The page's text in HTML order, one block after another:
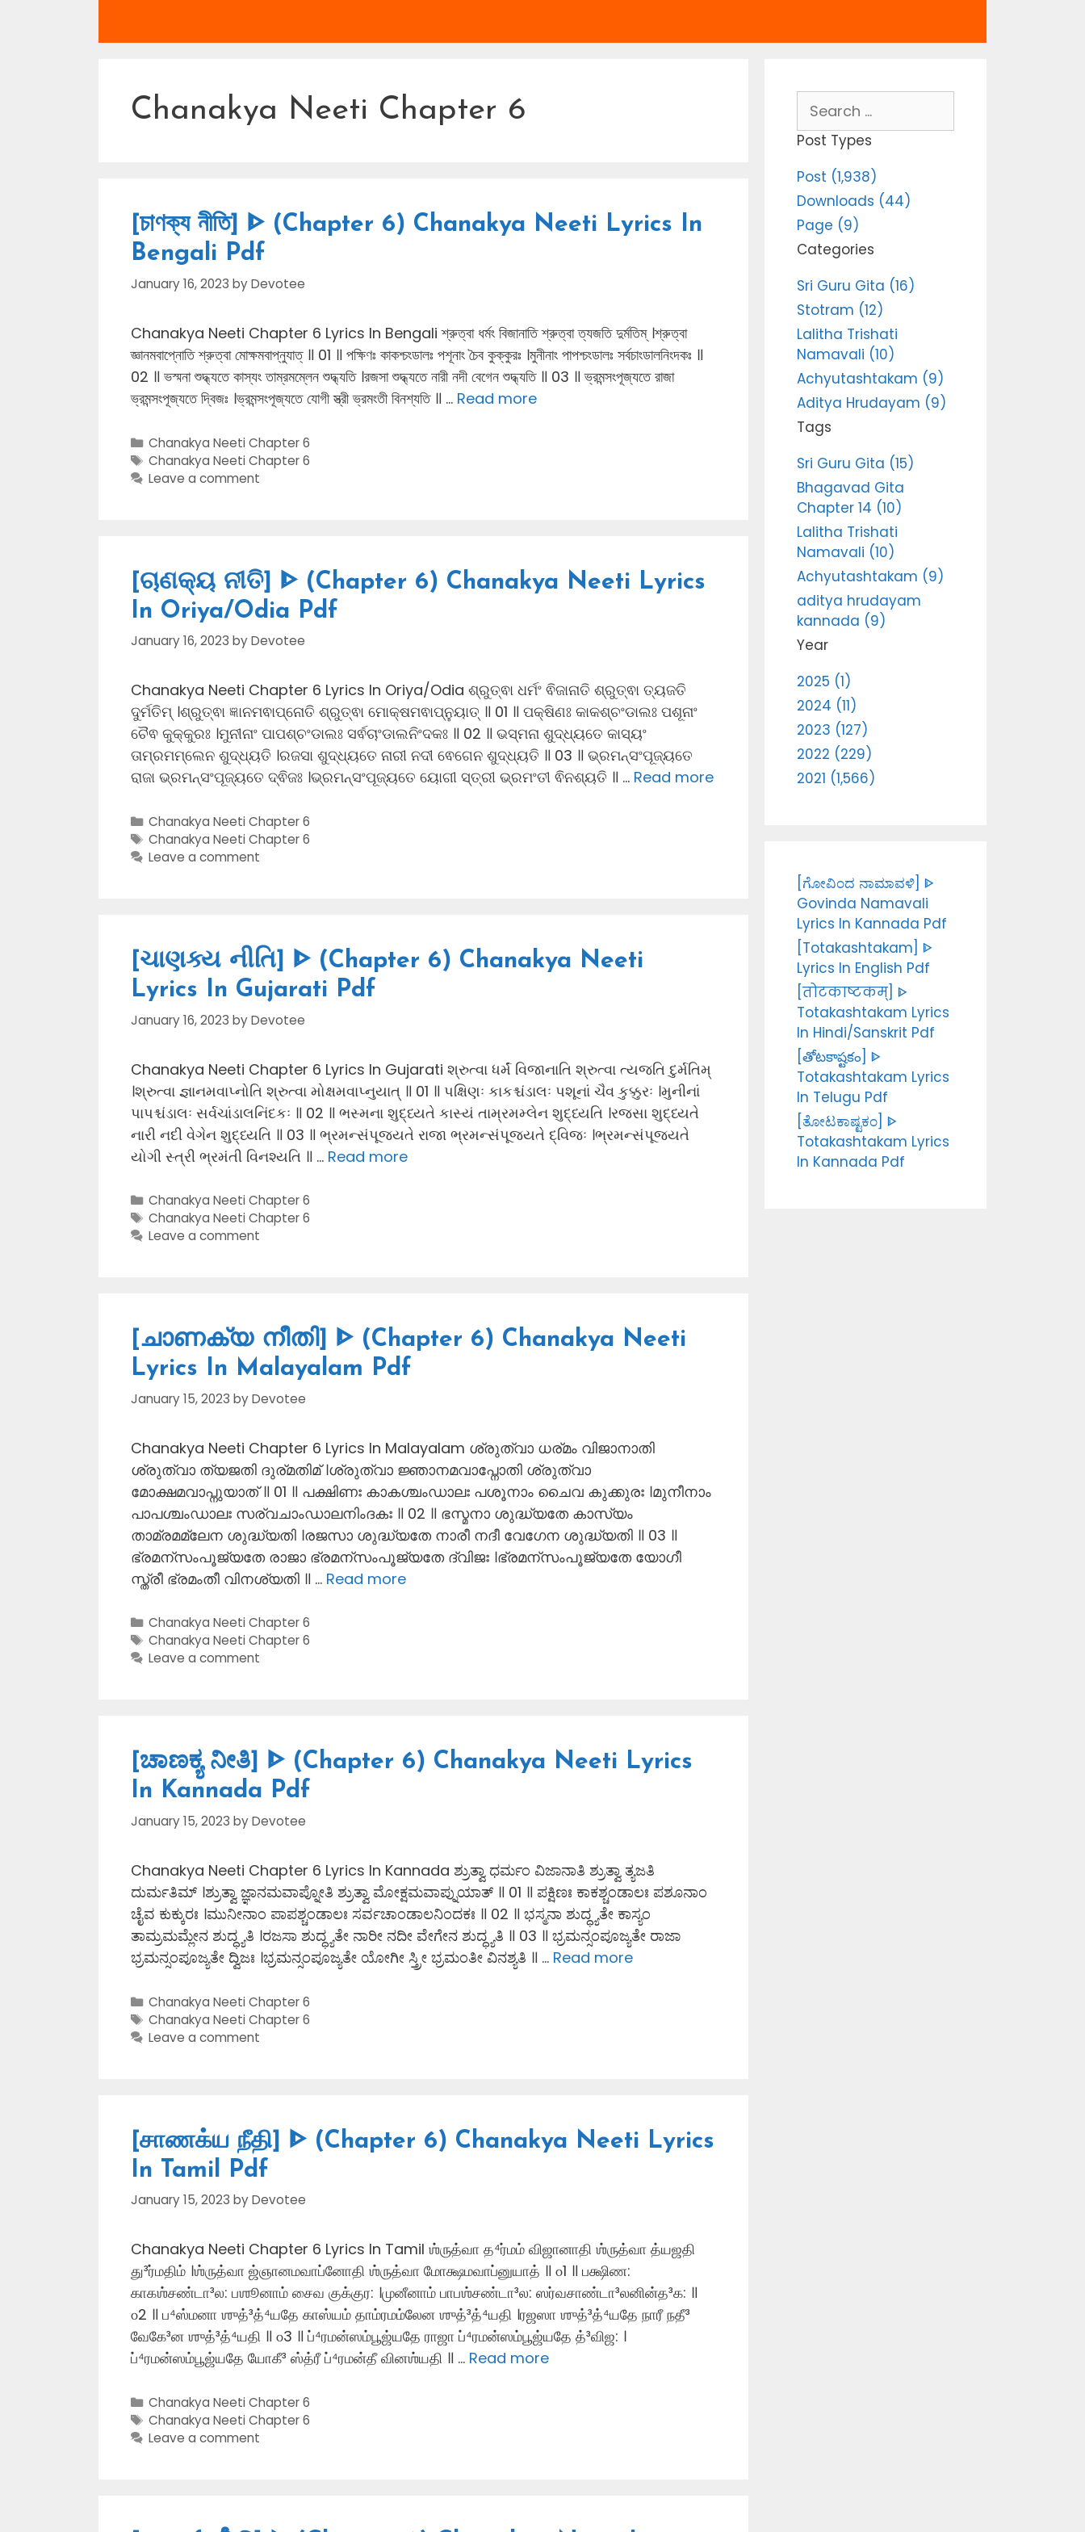
Chanakya Neeti Chapter 6
[চাণক্য নীতি] ᐈ (Chapter 6) Chanakya Neeti Lyrics In
Bengali Pdf
January 16, 2023 byDevotee
Chanakya Neeti Chapter 6 Lyrics In Bengali শ্রুত্বা ধর্মং বিজানাতি শ্রুত্বা ত্যজতি দুর্মতিম্ ।শ্রুত্বা
জ্ঞানমবাপ্নোতি শ্রুত্বা মোক্ষমবাপ্নুযাত্ ॥ 01 ॥ পক্ষিণঃ কাকশ্চংডালঃ পশূনাং চৈব কুক্কুরঃ ।মুনীনাং পাপশ্চংডালঃ সর্বচাংডালনিংদকঃ ॥
02 ॥ ভস্মনা শুদ্ধ্যতে কাস্যং তাম্রমম্লেন শুদ্ধ্যতি ।রজসা শুদ্ধ্যতে নারী নদী বেগেন শুদ্ধ্যতি ॥ 03 ॥ ভ্রমন্সংপূজ্যতে রাজা
ভ্রমন্সংপূজ্যতে দ্বিজঃ ।ভ্রমন্সংপূজ্যতে যোগী স্ত্রী ভ্রমংতী বিনশ্যতি ॥ … Read more
Categories
Chanakya Neeti Chapter 6
Tags
Chanakya Neeti Chapter 6
Leave a comment
[ଚାଣକ୍ୟ ନୀତି] ᐈ (Chapter 6) Chanakya Neeti Lyrics
In Oriya/Odia Pdf
January 16, 2023 byDevotee
Chanakya Neeti Chapter 6 Lyrics In Oriya/Odia ଶ୍ରୁତ୍ଵା ଧର୍ମଂ ଵିଜାନାତି ଶ୍ରୁତ୍ଵା ତ୍ୟଜତି
ଦୁର୍ମତିମ୍ ।ଶ୍ରୁତ୍ଵା ଜ୍ଞାନମଵାପ୍ନୋତି ଶ୍ରୁତ୍ଵା ମୋକ୍ଷମଵାପ୍ନୁୟାତ୍ ॥ 01 ॥ ପକ୍ଷିଣଃ କାକଶ୍ଚଂଡାଲଃ ପଶୂନାଂ
ଚୈଵ କୁକ୍କୁରଃ ।ମୁନୀନାଂ ପାପଶ୍ଚଂଡାଲଃ ସର୍ଵଚାଂଡାଲନିଂଦକଃ ॥ 02 ॥ ଭସ୍ମନା ଶୁଦ୍ଧ୍ୟତେ କାସ୍ୟଂ
ତାମ୍ରମମ୍ଲେନ ଶୁଦ୍ଧ୍ୟତି ।ରଜସା ଶୁଦ୍ଧ୍ୟତେ ନାରୀ ନଦୀ ଵେଗେନ ଶୁଦ୍ଧ୍ୟତି ॥ 03 ॥ ଭ୍ରମନ୍ସଂପୂଜ୍ୟତେ
ରାଜା ଭ୍ରମନ୍ସଂପୂଜ୍ୟତେ ଦ୍ଵିଜଃ ।ଭ୍ରମନ୍ସଂପୂଜ୍ୟତେ ୟୋଗୀ ସ୍ତ୍ରୀ ଭ୍ରମଂତୀ ଵିନଶ୍ୟତି ॥ … Read more
Categories
Chanakya Neeti Chapter 6
Tags
Chanakya Neeti Chapter 6
Leave a comment
[ચાણક્ય નીતિ] ᐈ (Chapter 6) Chanakya Neeti
Lyrics In Gujarati Pdf
January 16, 2023 byDevotee
Chanakya Neeti Chapter 6 Lyrics In Gujarati શ્રુત્વા ધર્મં વિજાનાતિ શ્રુત્વા ત્યજતિ દુર્મતિમ્
।શ્રુત્વા જ્ઞાનમવાપ્નોતિ શ્રુત્વા મોક્ષમવાપ્નુયાત્ ॥ 01 ॥ પક્ષિણઃ કાકશ્ચંડાલઃ પશૂનાં ચૈવ કુક્કુરઃ ।મુનીનાં
પાપશ્ચંડાલઃ સર્વચાંડાલનિંદકઃ ॥ 02 ॥ ભસ્મના શુદ્ધ્યતે કાસ્યં તામ્રમમ્લેન શુદ્ધ્યતિ ।રજસા શુદ્ધ્યતે
નારી નદી વેગેન શુદ્ધ્યતિ ॥ 03 ॥ ભ્રમન્સંપૂજ્યતે રાજા ભ્રમન્સંપૂજ્યતે દ્વિજઃ ।ભ્રમન્સંપૂજ્યતે
યોગી સ્ત્રી ભ્રમંતી વિનશ્યતિ ॥ … Read more
Categories
Chanakya Neeti Chapter 6
Tags
Chanakya Neeti Chapter 6
Leave a comment
[ചാണക്യ നീതി] ᐈ (Chapter 6) Chanakya Neeti
Lyrics In Malayalam Pdf
January 15, 2023 byDevotee
Chanakya Neeti Chapter 6 Lyrics In Malayalam ശ്രുത്വാ ധര്മം വിജാനാതി
ശ്രുത്വാ ത്യജതി ദുര്മതിമ് ।ശ്രുത്വാ ജ്ഞാനമവാപ്നോതി ശ്രുത്വാ
മോക്ഷമവാപ്നുയാത് ॥ 01 ॥ പക്ഷിണഃ കാകശ്ചംഡാലഃ പശൂനാം ചൈവ കുക്കുരഃ ।മുനീനാം
പാപശ്ചംഡാലഃ സര്വചാംഡാലനിംദകഃ ॥ 02 ॥ ഭസ്മനാ ശുദ്ധ്യതേ കാസ്യം
താമ്രമമ്ലേന ശുദ്ധ്യതി ।രജസാ ശുദ്ധ്യതേ നാരീ നദീ വേഗേന ശുദ്ധ്യതി ॥ 03 ॥
ഭ്രമന്സംപൂജ്യതേ രാജാ ഭ്രമന്സംപൂജ്യതേ ദ്വിജഃ ।ഭ്രമന്സംപൂജ്യതേ യോഗീ
സ്ത്രീ ഭ്രമംതീ വിനശ്യതി ॥ … Read more
Categories
Chanakya Neeti Chapter 6
Tags
Chanakya Neeti Chapter 6
Leave a comment
[ಚಾಣಕ್ಯ ನೀತಿ] ᐈ (Chapter 6) Chanakya Neeti Lyrics
In Kannada Pdf
January 15, 2023 byDevotee
Chanakya Neeti Chapter 6 Lyrics In Kannada ಶ್ರುತ್ವಾ ಧರ್ಮಂ ವಿಜಾನಾತಿ ಶ್ರುತ್ವಾ ತ್ಯಜತಿ
ದುರ್ಮತಿಮ್ ।ಶ್ರುತ್ವಾ ಜ್ಞಾನಮವಾಪ್ನೋತಿ ಶ್ರುತ್ವಾ ಮೋಕ್ಷಮವಾಪ್ನುಯಾತ್ ॥ 01 ॥ ಪಕ್ಷಿಣಃ ಕಾಕಶ್ಚಂಡಾಲಃ ಪಶೂನಾಂ
ಚೈವ ಕುಕ್ಕುರಃ ।ಮುನೀನಾಂ ಪಾಪಶ್ಚಂಡಾಲಃ ಸರ್ವಚಾಂಡಾಲನಿಂದಕಃ ॥ 02 ॥ ಭಸ್ಮನಾ ಶುದ್ಧ್ಯತೇ ಕಾಸ್ಯಂ
ತಾಮ್ರಮಮ್ಲೇನ ಶುದ್ಧ್ಯತಿ ।ರಜಸಾ ಶುದ್ಧ್ಯತೇ ನಾರೀ ನದೀ ವೇಗೇನ ಶುದ್ಧ್ಯತಿ ॥ 03 ॥ ಭ್ರಮನ್ಸಂಪೂಜ್ಯತೇ ರಾಜಾ
ಭ್ರಮನ್ಸಂಪೂಜ್ಯತೇ ದ್ವಿಜಃ ।ಭ್ರಮನ್ಸಂಪೂಜ್ಯತೇ ಯೋಗೀ ಸ್ತ್ರೀ ಭ್ರಮಂತೀ ವಿನಶ್ಯತಿ ॥ … Read more
Categories
Chanakya Neeti Chapter 6
Tags
Chanakya Neeti Chapter 6
Leave a comment
[சாணக்ய நீதி] ᐈ (Chapter 6) Chanakya Neeti Lyrics
In Tamil Pdf
January 15, 2023 byDevotee
Chanakya Neeti Chapter 6 Lyrics In Tamil ஶ்ருத்வா த⁴ர்மம் விஜானாதி ஶ்ருத்வா த்யஜதி
து³ர்மதிம் ।ஶ்ருத்வா ஜ்ஞானமவாப்னோதி ஶ்ருத்வா மோக்ஷமவாப்னுயாத் ॥ ௦1 ॥ பக்ஷிண:
காகஶ்சண்டா³ல: பஶூனாம் சைவ குக்குர: ।முனீனாம் பாபஶ்சண்டா³ல: ஸர்வசாண்டா³லனின்த³க: ॥
௦2 ॥ ப⁴ஸ்மனா ஶுத்³த்⁴யதே காஸ்யம் தாம்ரமம்லேன ஶுத்³த்⁴யதி ।ரஜஸா ஶுத்³த்⁴யதே நாரீ நதீ³
வேகே³ன ஶுத்³த்⁴யதி ॥ ௦3 ॥ ப்⁴ரமன்ஸம்பூஜ்யதே ராஜா ப்⁴ரமன்ஸம்பூஜ்யதே த்³விஜ: ।
ப்⁴ரமன்ஸம்பூஜ்யதே யோகீ³ ஸ்த்ரீ ப்⁴ரமன்தீ வினஶ்யதி ॥ … Read more
Categories
Chanakya Neeti Chapter 6
Tags
Chanakya Neeti Chapter 6
Leave a comment
for:
Post Types
Post (1,938)
Downloads (44)
Page (9)
Categories
Sri Guru Gita (16)
Stotram (12)
Lalitha Trishati
Namavali (10)
Achyutashtakam (9)
Aditya Hrudayam (9)
Tags
Sri Guru Gita (15)
Bhagavad Gita
Chapter 14 (10)
Lalitha Trishati
Namavali (10)
Achyutashtakam (9)
aditya hrudayam
kannada (9)
Year
2025 (1)
2024 (11)
2023 (127)
2022 (229)
2021 (1,566)
[ಗೋವಿಂದ ನಾಮಾವಳಿ] ᐈ
Govinda Namavali
Lyrics In Kannada Pdf
[Totakashtakam] ᐈ
Lyrics In English Pdf
[तोटकाष्टकम्] ᐈ
Totakashtakam Lyrics
In Hindi/Sanskrit Pdf
[తోటకాష్టకం] ᐈ
Totakashtakam Lyrics
In Telugu Pdf
[ತೋಟಕಾಷ್ಟಕಂ] ᐈ
Totakashtakam Lyrics
In Kannada Pdf